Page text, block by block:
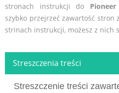
stronach instrukcji do Pioneer
szybko przejrzeć zawartość stron
strinach instrukcji, możesz z nich
Streszczenia treści
Streszczenie treści